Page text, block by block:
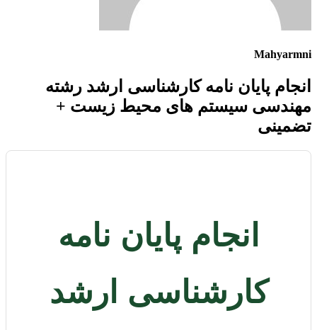
Mahyarmni
انجام پایان نامه کارشناسی ارشد رشته
مهندسی سیستم های محیط زیست +
تضمینی
انجام پایان نامه
کارشناسی ارشد